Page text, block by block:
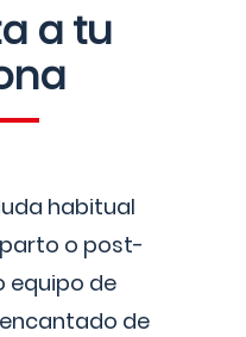
a tu
habitual
o post-
equipo de
de